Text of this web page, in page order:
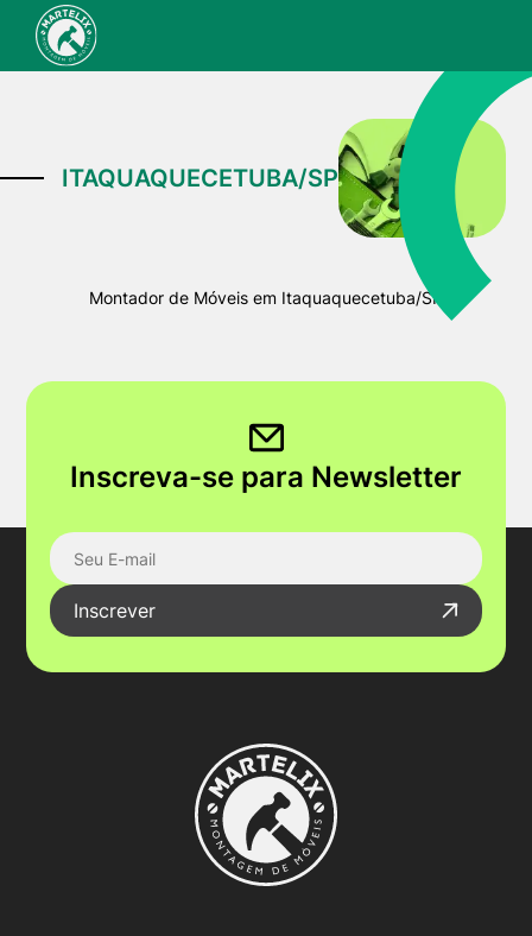
ITAQUAQUECETUBA/SP
Montador de Móveis em Itaquaquecetuba/SP
Inscreva-se para Newsletter
Inscrever